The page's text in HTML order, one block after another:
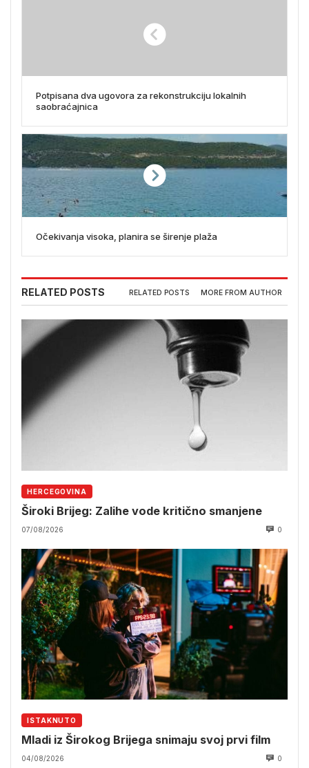
Potpisana dva ugovora za rekonstrukciju lokalnih
saobraćajnica
Očekivanja visoka, planira se širenje plaža
RELATED POSTS RELATED POSTS MORE FROM AUTHOR
HERCEGOVINA
Široki Brijeg: Zalihe vode kritično smanjene
07/08/2026 0
ISTAKNUTO
Mladi iz Širokog Brijega snimaju svoj prvi film
04/08/2026 0